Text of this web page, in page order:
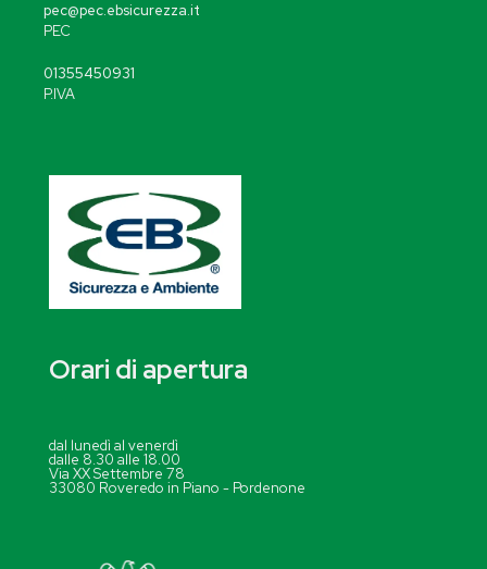
pec@pec.ebsicurezza.it
PEC
01355450931
P.IVA
Orari di apertura
dal lunedì al venerdì
dalle 8.30 alle 18.00
Via XX Settembre 78
33080 Roveredo in Piano - Pordenone